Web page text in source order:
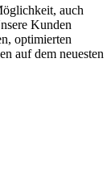
auch
Kunden
optimierten
auf dem neuesten